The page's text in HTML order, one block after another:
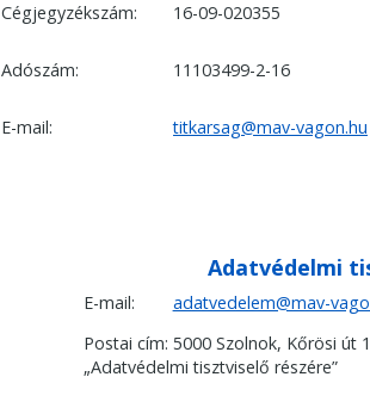
Cégjegyzékszám: 16-09-020355
Adószám: 11103499-2-16
E-mail: titkarsag@mav-vagon.hu
Adatvédelmi
E-mail: adatvedelem@mav-
Postai cím: 5000 Szolnok, Kőrösi út
„Adatvédelmi tisztviselő részére”